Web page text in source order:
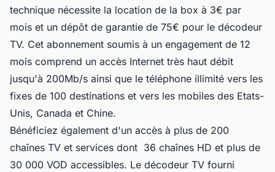
technique nécessite la location de la box à 3€ par
mois et un dépôt de garantie de 75€ pour le décodeur
TV. Cet abonnement soumis à un engagement de 12
mois comprend un accès Internet très haut débit
jusqu'à 200Mb/s ainsi que le téléphone illimité vers les
fixes de 100 destinations et vers les mobiles des Etats-
Unis, Canada et Chine.
Bénéficiez également d'un accès à plus de 200
chaînes TV et services dont 36 chaînes HD et plus de
30 000 VOD accessibles. Le décodeur TV fourni